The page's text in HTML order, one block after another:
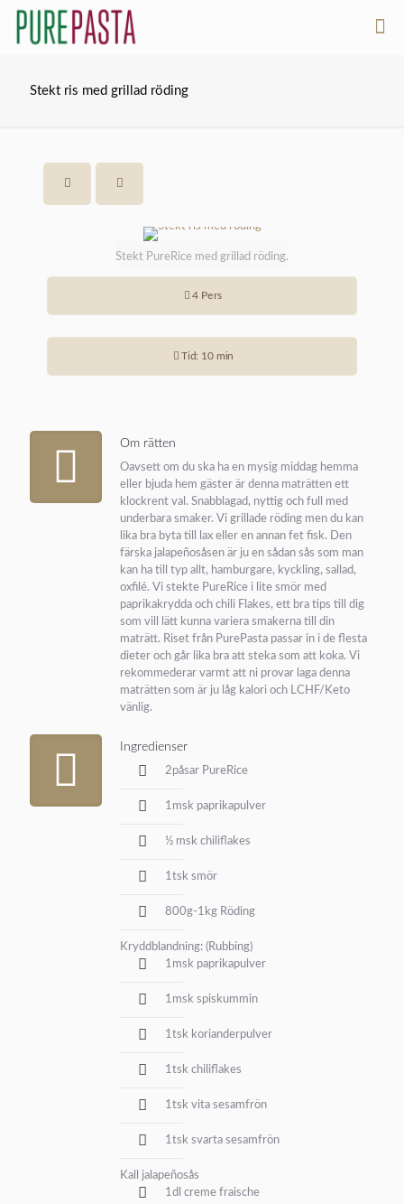
Stekt ris med grillad röding
Stekt PureRice med grillad röding.
4 Pers
Tid: 10 min
Om rätten
Oavsett om du ska ha en mysig middag hemma
eller bjuda hem gäster är denna maträtten ett
klockrent val. Snabblagad, nyttig och full med
underbara smaker. Vi grillade röding men du kan
lika bra byta till lax eller en annan fet fisk. Den
färska jalapeñosåsen är ju en sådan sås som man
kan ha till typ allt, hamburgare, kyckling, sallad,
oxfilé. Vi stekte PureRice i lite smör med
paprikakrydda och chili Flakes, ett bra tips till dig
som vill lätt kunna variera smakerna till din
maträtt. Riset från PurePasta passar in i de flesta
dieter och går lika bra att steka som att koka. Vi
rekommederar varmt att ni provar laga denna
maträtten som är ju låg kalori och LCHF/Keto
vänlig.
Ingredienser
2påsar PureRice
1msk paprikapulver
½ msk chiliflakes
1tsk smör
800g-1kg Röding
Kryddblandning: (Rubbing)
1msk paprikapulver
1msk spiskummin
1tsk korianderpulver
1tsk chiliflakes
1tsk vita sesamfrön
1tsk svarta sesamfrön
Kall jalapeñosås
1dl creme fraische